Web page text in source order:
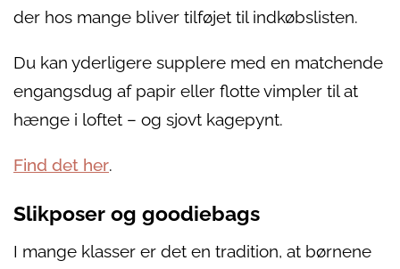
der hos mange bliver tilføjet til indkøbslisten.
Du kan yderligere supplere med en matchende
engangsdug af papir eller flotte vimpler til at
hænge i loftet – og sjovt kagepynt.
Find det her.
Slikposer og goodiebags
I mange klasser er det en tradition, at børnene